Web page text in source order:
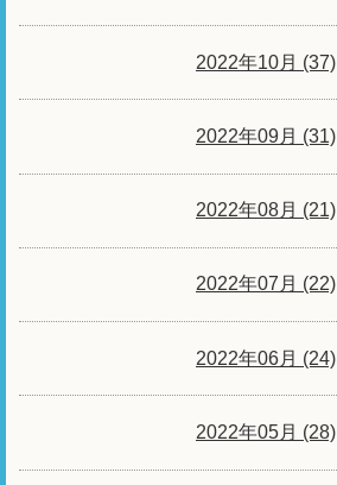
2022年10月 (37)
2022年09月 (31)
2022年08月 (21)
2022年07月 (22)
2022年06月 (24)
2022年05月 (28)